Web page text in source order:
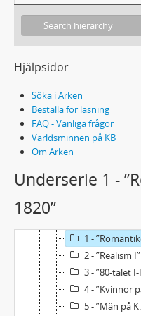
Hjälpsidor
Söka i Arken
Beställa för läsning
FAQ - Vanliga frågor
Världsminnen på KB
Om Arken
Underserie 1 -
1820”
Acc2023/7 - Carlo
1 - Brev
1 -
2 - ”Realism I”
3 - ”80-talet I-
4 - ”Kvinnor
5 - ”Män på